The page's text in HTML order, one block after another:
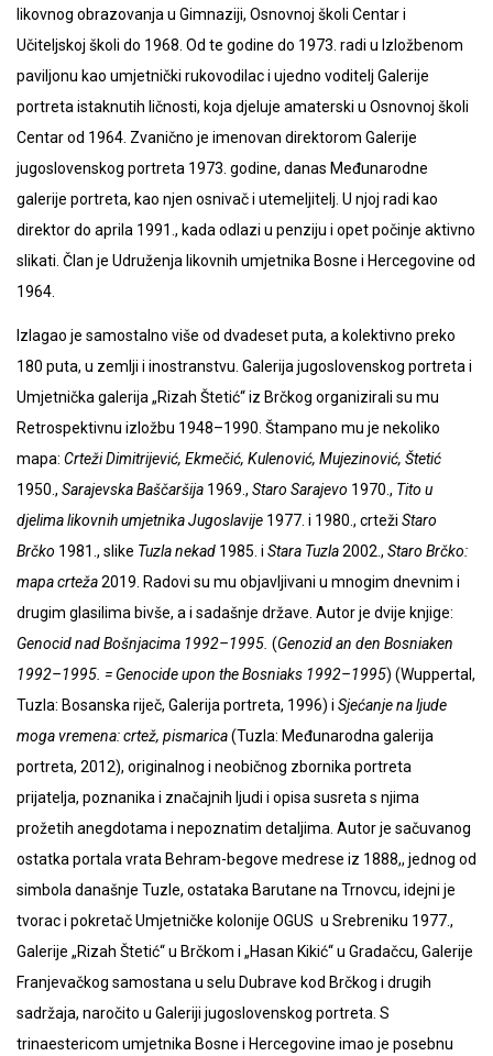
likovnog obrazovanja u Gimnaziji, Osnovnoj školi Centar i
Učiteljskoj školi do 1968. Od te godine do 1973. radi u Izložbenom
paviljonu kao umjetnički rukovodilac i ujedno voditelj Galerije
portreta istaknutih ličnosti, koja djeluje amaterski u Osnovnoj školi
Centar od 1964. Zvanično je imenovan direktorom Galerije
jugoslovenskog portreta 1973. godine, danas Međunarodne
galerije portreta, kao njen osnivač i utemeljitelj. U njoj radi kao
direktor do aprila 1991., kada odlazi u penziju i opet počinje aktivno
slikati. Član je Udruženja likovnih umjetnika Bosne i Hercegovine od
1964.
Izlagao je samostalno više od dvadeset puta, a kolektivno preko
180 puta, u zemlji i inostranstvu. Galerija jugoslovenskog portreta i
Umjetnička galerija „Rizah Štetić“ iz Brčkog organizirali su mu
Retrospektivnu izložbu 1948–1990. Štampano mu je nekoliko
mapa: Crteži Dimitrijević, Ekmečić, Kulenović, Mujezinović, Štetić
1950., Sarajevska Baščaršija 1969., Staro Sarajevo 1970., Tito u
djelima likovnih umjetnika Jugoslavije 1977. i 1980., crteži Staro
Brčko 1981., slike Tuzla nekad 1985. i Stara Tuzla2002., Staro Brčko:
mapa crteža2019. Radovi su mu objavljivani u mnogim dnevnim i
drugim glasilima bivše, a i sadašnje države. Autor je dvije knjige:
Genocid nad Bošnjacima 1992–1995. (Genozid an den Bosniaken
1992–1995. = Genocide upon the Bosniaks 1992–1995) (Wuppertal,
Tuzla: Bosanska riječ, Galerija portreta, 1996) i Sjećanje na ljude
moga vremena: crtež, pismarica(Tuzla: Međunarodna galerija
portreta, 2012), originalnog i neobičnog zbornika portreta
prijatelja, poznanika i značajnih ljudi i opisa susreta s njima
prožetih anegdotama i nepoznatim detaljima. Autor je sačuvanog
ostatka portala vrata Behram-begove medrese iz 1888,, jednog od
simbola današnje Tuzle, ostataka Barutane na Trnovcu, idejni je
tvorac i pokretač Umjetničke kolonije OGUS u Srebreniku 1977.,
Galerije „Rizah Štetić“ u Brčkom i „Hasan Kikić“ u Gradačcu, Galerije
Franjevačkog samostana u selu Dubrave kod Brčkog i drugih
sadržaja, naročito u Galeriji jugoslovenskog portreta. S
trinaestericom umjetnika Bosne i Hercegovine imao je posebnu